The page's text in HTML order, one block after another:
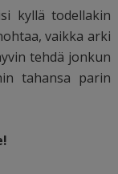
kyllä todellakin
vaikka arki
tehdä jonkun
tahansa parin